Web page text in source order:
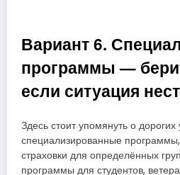
Вариант 6.
программы —
если ситуация
Здесь стоит упомянуть о
специализированные
страховки для определённых
программы для студентов,